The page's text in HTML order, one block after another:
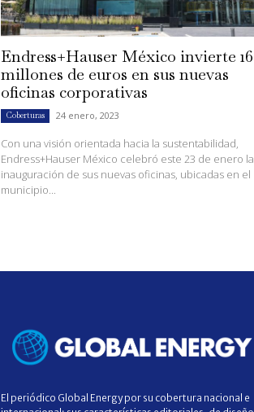
Endress+Hauser México invierte 16
millones de euros en sus nuevas
oficinas corporativas
Coberturas 24 enero, 2023
Con una visión orientada hacia la sustentabilidad,
Endress+Hauser México celebró este 23 de enero la
inauguración de sus nuevas oficinas, ubicadas en el
municipio...
El periódico Global Energy por su cobertura nacional e